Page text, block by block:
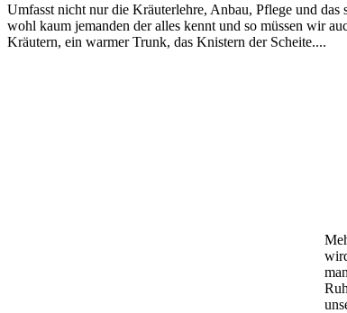
Umfasst nicht nur die Kräuterlehre, Anbau, Pflege und
wohl kaum jemanden der alles kennt und so müssen wir
Kräutern, ein warmer Trunk, das Knistern der Scheite....